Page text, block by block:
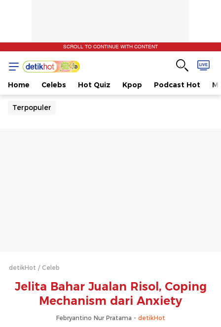
SCROLL TO CONTINUE WITH CONTENT
Home Celebs Hot Quiz Kpop Podcast Hot
Terpopuler
detikHot Celeb
Jelita Bahar Jualan Risol, Coping
Mechanism dari Anxiety
Febryantino Nur Pratama - detikHot